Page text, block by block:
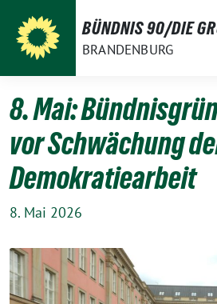
zum
Inhalt
BÜNDNIS 90/DIE
BRANDENBURG
8. Mai:
vor Schwächung
Demokratiearbeit
8. Mai 2026